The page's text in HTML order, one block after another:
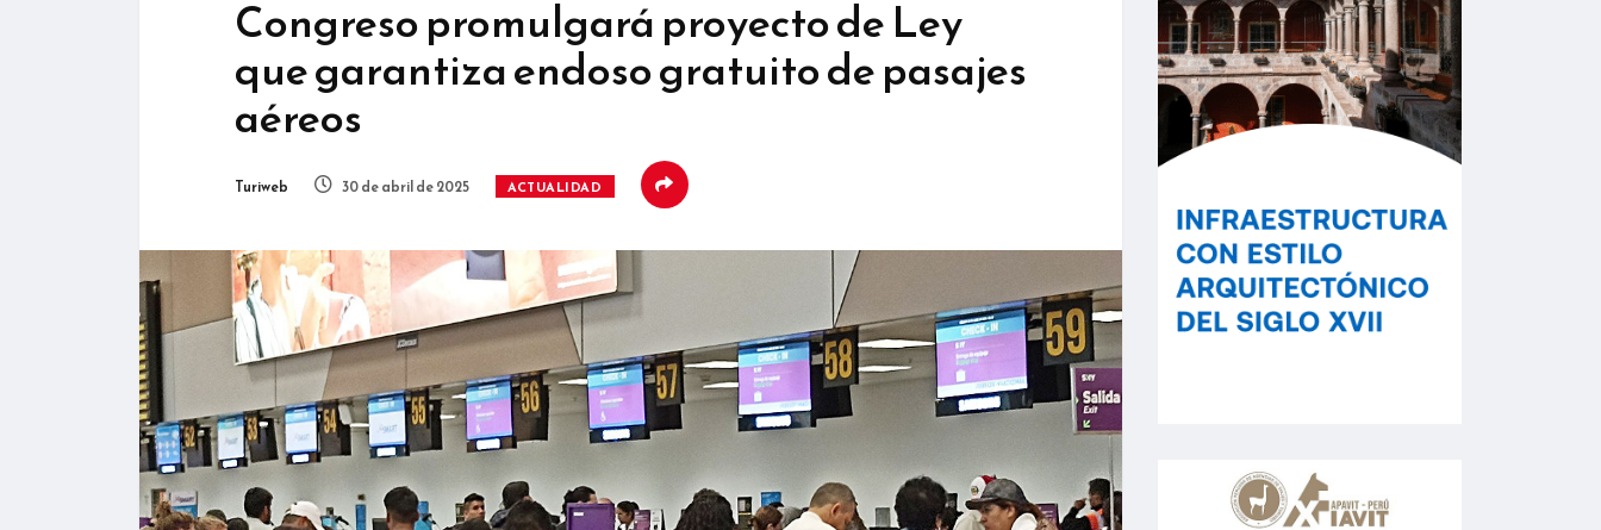
Congreso promulgará proyecto de Ley
que garantiza endoso gratuito de pasajes
aéreos
Turiweb 30 de abril de 2025 ACTUALIDAD